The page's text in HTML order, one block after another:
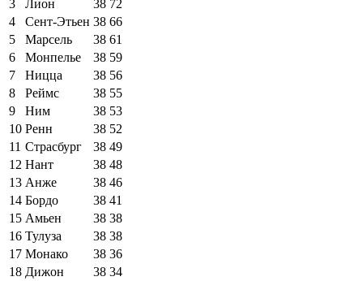
3
Лион 38 72
4
Сент-Этьен 38 66
5
Марсель 38 61
6
Монпелье 38 59
7
Ницца 38 56
8
Реймс 38 55
9
Ним 38 53
10 Ренн 38 52
11 Страсбург 38 49
12 Нант 38 48
13 Анже 38 46
14 Бордо 38 41
15 Амьен 38 38
16 Тулуза 38 38
17 Монако 38 36
18 Дижон 38 34